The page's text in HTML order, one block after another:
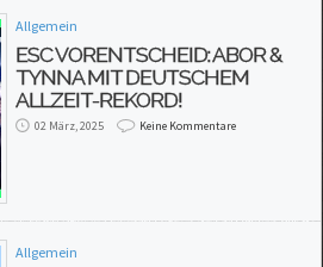
Allgemein
ESC VORENTSCHEID: ABOR &
TYNNA MIT DEUTSCHEM
ALLZEIT-REKORD!
02 März, 2025 Keine Kommentare
Allgemein